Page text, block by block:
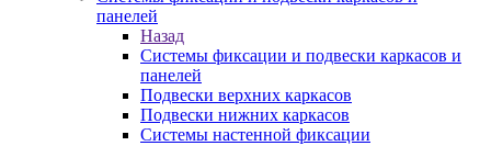
панелей
Назад
Системы фиксации и подвески каркасов и
панелей
Подвески верхних каркасов
Подвески нижних каркасов
Системы настенной фиксации